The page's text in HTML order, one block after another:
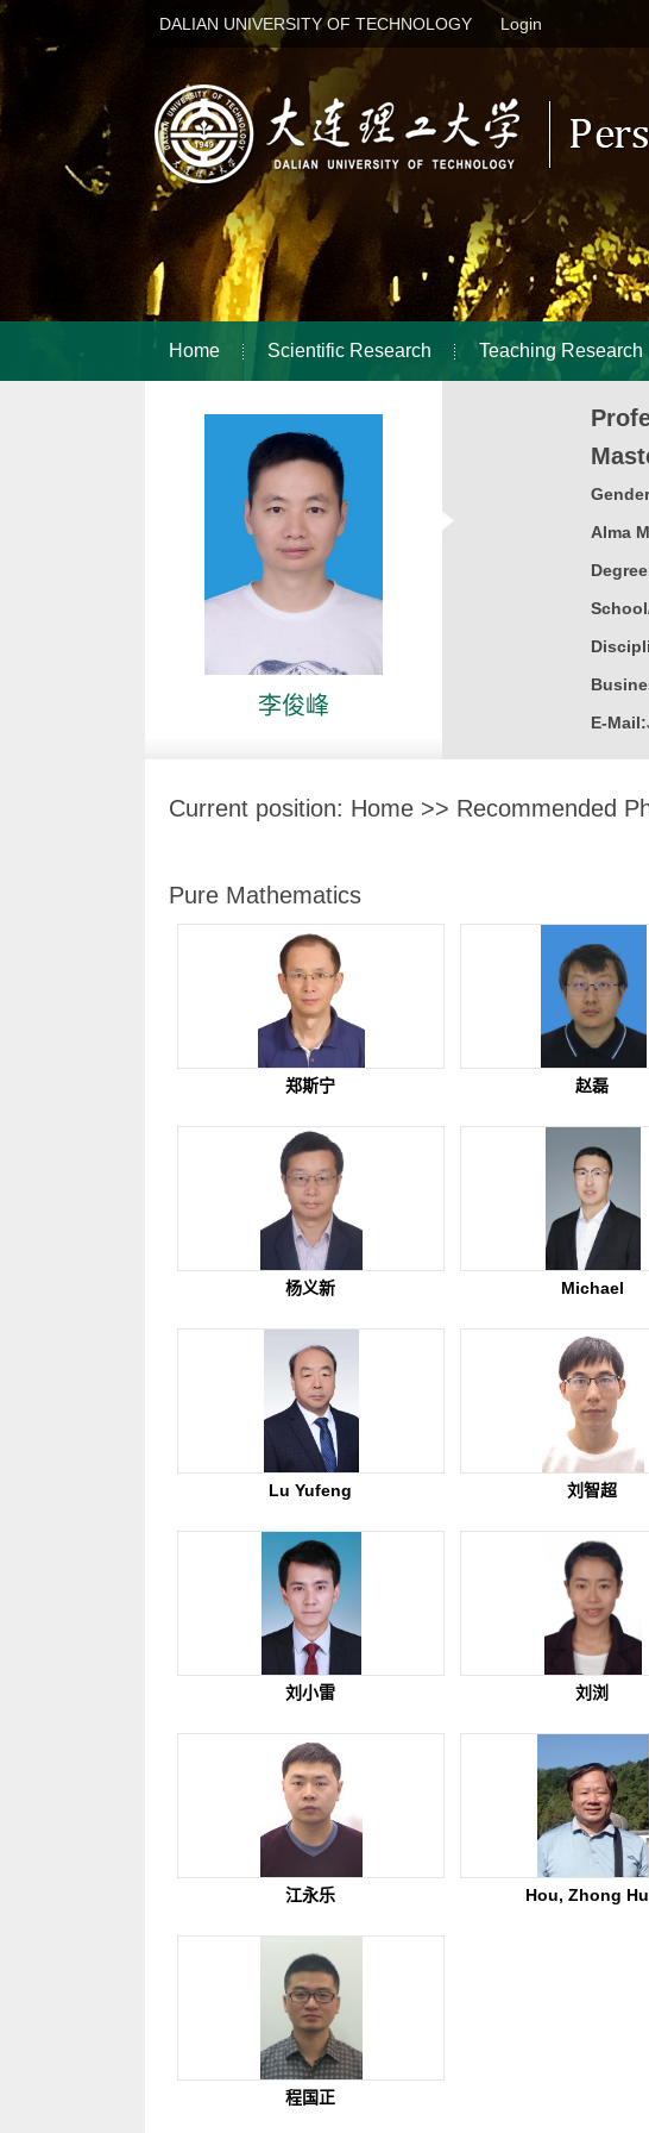
DALIAN UNIVERSITY OF TECHNOLOGY Login
Home Scientific Research Teaching Research
李俊峰
Alma
E-Mail:
Current position: Home >> Recommended
Pure Mathematics
郑斯宁 赵磊
杨义新 Michael
Lu Yufeng 刘智超
刘小雷 刘浏
江永乐 Hou, Zhong
程国正